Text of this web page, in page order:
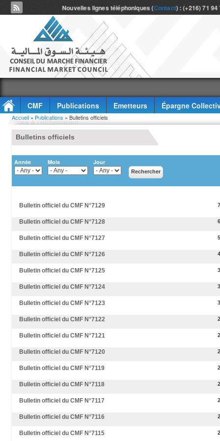
Nouvelles lignes téléphoniques (Contact) : (+216) 71
CMF Publications Emetteurs
Épargne
Accès à l'information
Vous êtes ici
Accueil » Publications » Bulletins officiels
Bulletins officiels
Année Mois Jour
Bulletin officiel du CMF N°7129 7
Bulletin officiel du CMF N°7128 6
Bulletin officiel du CMF N°7127 5
Bulletin officiel du CMF N°7126 4
Bulletin officiel du CMF N°7125 3
Bulletin officiel du CMF N°7124
Bulletin officiel du CMF N°7123
Bulletin officiel du CMF N°7122
Bulletin officiel du CMF N°7121
Bulletin officiel du CMF N°7120
Bulletin officiel du CMF N°7119
Bulletin officiel du CMF N°7118
Bulletin officiel du CMF N°7117
Bulletin officiel du CMF N°7116
Bulletin officiel du CMF N°7115